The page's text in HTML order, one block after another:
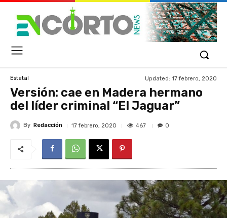
Estatal Updated: 17 febrero, 2020
Versión: cae en Madera hermano
del líder criminal “El Jaguar”
By Redacción 17 febrero, 2020 467 0